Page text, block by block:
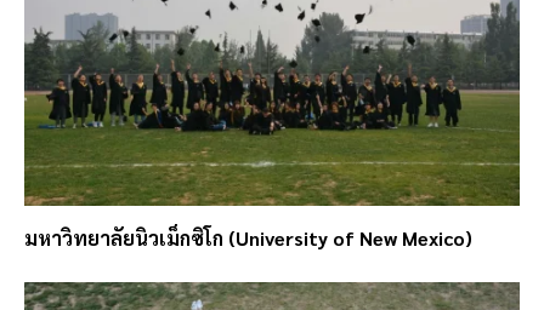
มหาวิทยาลัยนิวเม็กซิโก (University of New Mexico)